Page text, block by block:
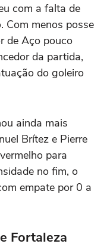
com a falta de
Com menos posse
de Aço pouco
da partida,
do goleiro
ainda mais
Brítez e Pierre
para
no fim, o
empate por 0 a
Fortaleza